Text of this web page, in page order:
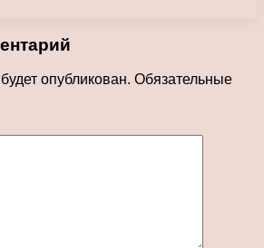
опубликован. Обязательные